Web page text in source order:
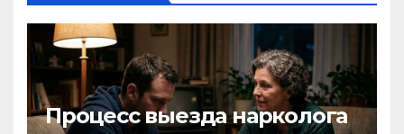
Процесс выезда нарколога